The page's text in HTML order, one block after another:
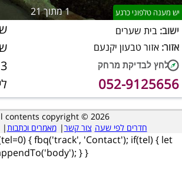
1מתוך 21 יש מענה טלפוני כרגע
3 שעות
ישוב: בית שערים
אזור: אזור טבעון יקנעם
052-9125656
contents copyright © 2026
חדרים לפי שעה צור קשר| מאמרים וכתבות |
{ fbq('track', 'Contact'); if(tel) { let
} }